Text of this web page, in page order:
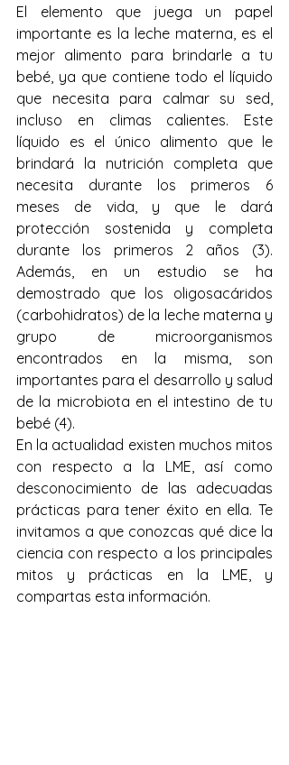
El elemento que juega un papel
importante es la leche materna, es el
mejor alimento para brindarle a tu
bebé, ya que contiene todo el líquido
que necesita para calmar su sed,
incluso en climas calientes. Este
líquido es el único alimento que le
brindará la nutrición completa que
necesita durante los primeros 6
meses de vida, y que le dará
protección sostenida y completa
durante los primeros 2 años (3).
Además, en un estudio se ha
demostrado que los oligosacáridos
(carbohidratos) de la leche materna y
grupo de microorganismos
encontrados en la misma, son
importantes para el desarrollo y salud
de la microbiota en el intestino de tu
bebé (4).
En la actualidad existen muchos mitos
con respecto a la LME, así como
desconocimiento de las adecuadas
prácticas para tener éxito en ella. Te
invitamos a que conozcas qué dice la
ciencia con respecto a los principales
mitos y prácticas en la LME, y
compartas esta información.